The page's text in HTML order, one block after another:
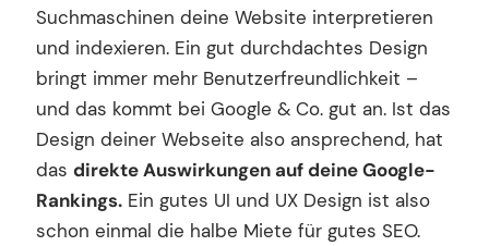
Suchmaschinen deine Website interpretieren
und indexieren. Ein gut durchdachtes Design
bringt immer mehr Benutzerfreundlichkeit –
und das kommt bei Google & Co. gut an. Ist das
Design deiner Webseite also ansprechend, hat
das direkte Auswirkungen auf deine Google-
Rankings. Ein gutes UI und UX Design ist also
schon einmal die halbe Miete für gutes SEO.